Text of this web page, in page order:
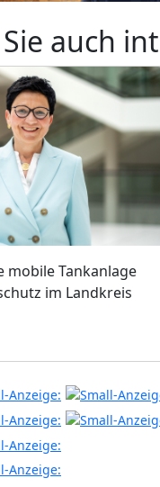
auch
mobile Tankanlage
im Landkreis